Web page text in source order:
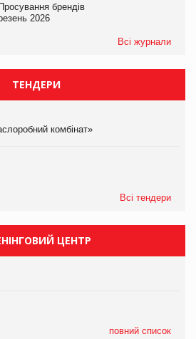
брендів
2026
Всі журнали
ТЕНДЕРИ
комбінат»
Всі тендери
ЦЕНТР
повний список